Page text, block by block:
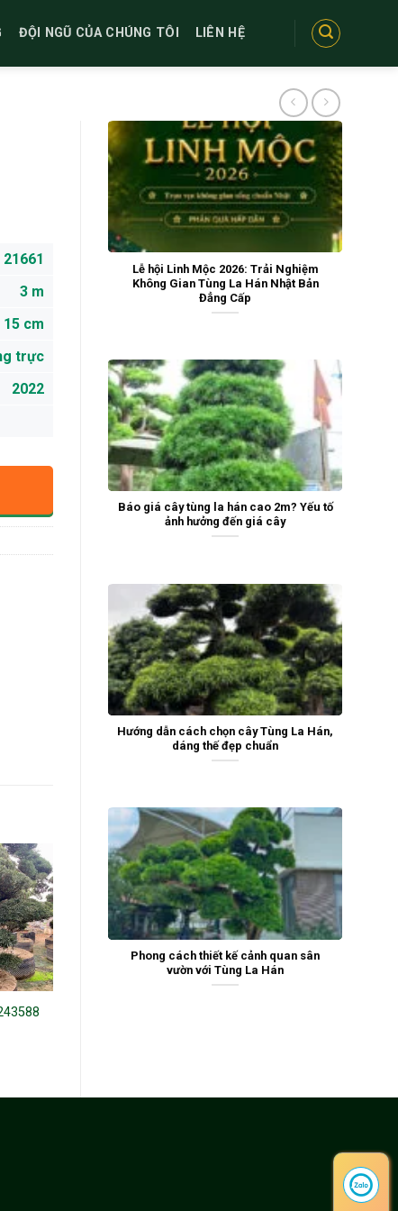
ĐỘI NGŨ CỦA CHÚNG TÔI LIÊN HỆ
Lễ hội Linh Mộc 2026: Trải Nghiệm
Không Gian Tùng La Hán Nhật Bản
Đẳng Cấp
Báo giá cây tùng la hán cao 2m? Yếu tố
ảnh hưởng đến giá cây
Hướng dẫn cách chọn cây Tùng La Hán,
dáng thế đẹp chuẩn
Phong cách thiết kế cảnh quan sân
vườn với Tùng La Hán
21661
3 m
15 cm
trực
2022